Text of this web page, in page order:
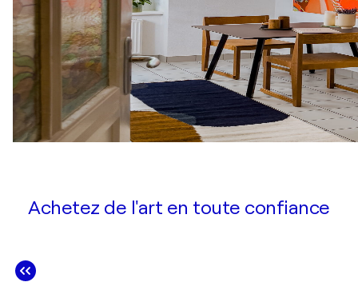
Achetez de l'art en toute confiance